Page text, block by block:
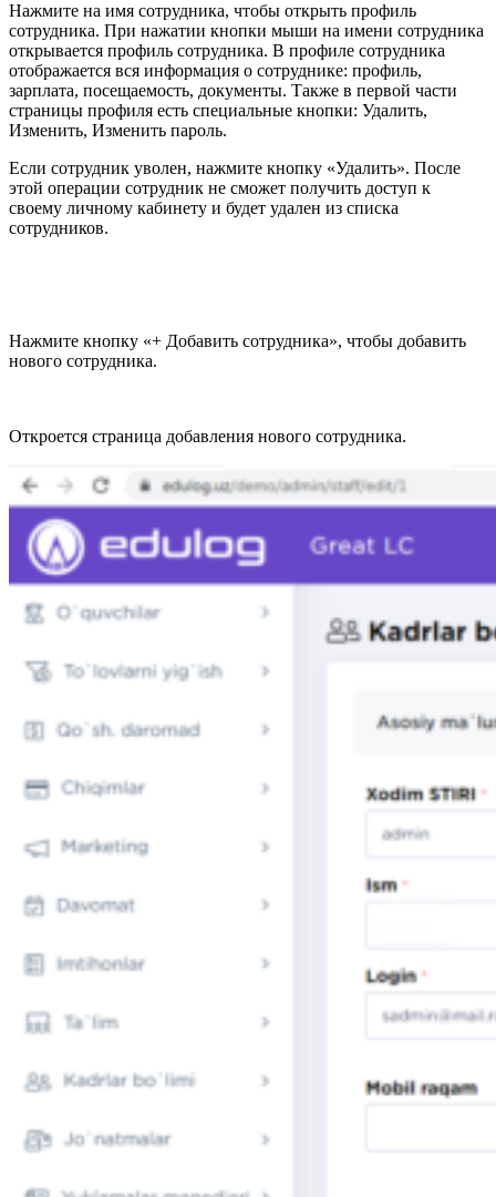
Нажмите на имя сотрудника, чтобы открыть профиль
сотрудника. При нажатии кнопки мыши на имени сотрудника
открывается профиль сотрудника. В профиле сотрудника
отображается вся информация о сотруднике: профиль,
зарплата, посещаемость, документы. Также в первой части
страницы профиля есть специальные кнопки: Удалить,
Изменить, Изменить пароль.
Если сотрудник уволен, нажмите кнопку «Удалить». После
этой операции сотрудник не сможет получить доступ к
своему личному кабинету и будет удален из списка
сотрудников.
Нажмите кнопку «+ Добавить сотрудника», чтобы добавить
нового сотрудника.
Откроется страница добавления нового сотрудника.